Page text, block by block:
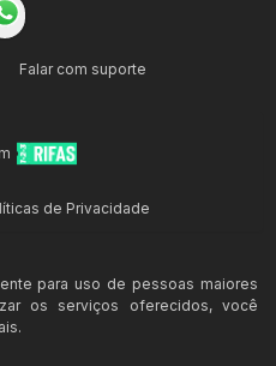
Falar com suporte
de Privacidade
para uso de pessoas maiores
os serviços oferecidos, você